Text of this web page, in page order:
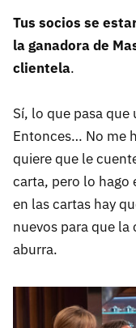
Tus socios se
la ganadora de
clientela.
Sí, lo que pasa
Entonces… No me
quiere que le
carta, pero lo hago
en las cartas hay
nuevos para que la
aburra.